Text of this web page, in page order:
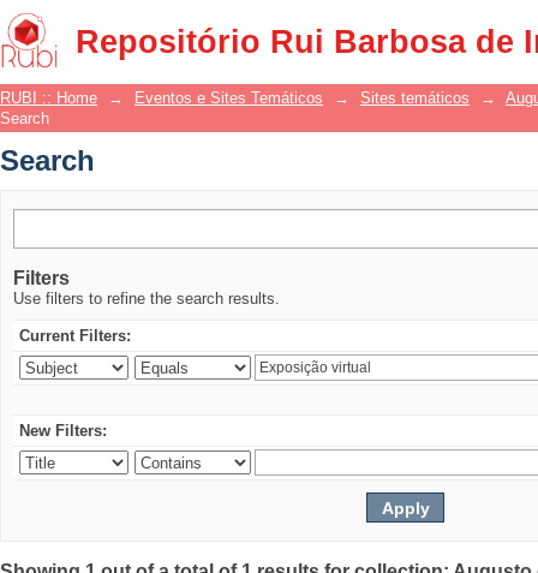
Repositório Rui Barbosa de
Search
RUBI :: Home → Eventos e Sites Temáticos → Sites temáticos →
Search
Search
Filters
Use filters to refine the search results.
Current Filters:
New Filters: